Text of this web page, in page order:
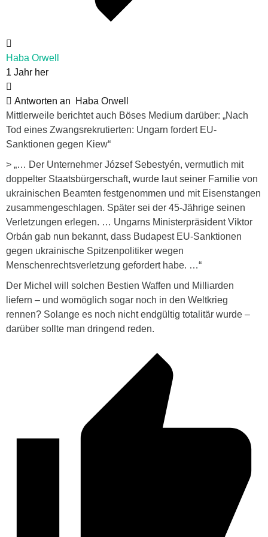
Haba Orwell
1 Jahr her
Antworten an
Haba Orwell
Mittlerweile berichtet auch Böses Medium darüber: „Nach
Tod eines Zwangsrekrutierten: Ungarn fordert EU-
Sanktionen gegen Kiew“
> „… Der Unternehmer József Sebestyén, vermutlich mit
doppelter Staatsbürgerschaft, wurde laut seiner Familie von
ukrainischen Beamten festgenommen und mit Eisenstangen
zusammengeschlagen. Später sei der 45-Jährige seinen
Verletzungen erlegen. … Ungarns Ministerpräsident Viktor
Orbán gab nun bekannt, dass Budapest EU-Sanktionen
gegen ukrainische Spitzenpolitiker wegen
Menschenrechtsverletzung gefordert habe. …“
Der Michel will solchen Bestien Waffen und Milliarden
liefern – und womöglich sogar noch in den Weltkrieg
rennen? Solange es noch nicht endgültig totalitär wurde –
darüber sollte man dringend reden.